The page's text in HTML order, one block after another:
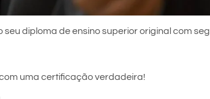
diploma de ensino superior original com
uma certificação verdadeira!